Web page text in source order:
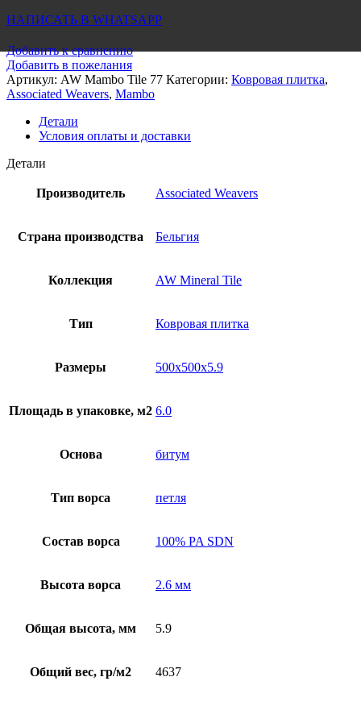
НАПИСАТЬ В WHATSAPP
Добавить к сравнению
Добавить в пожелания
Артикул: AW Mambo Tile 77 Категории: Ковровая плитка,
Associated Weavers, Mambo
Детали
Условия оплаты и доставки
Детали
Производитель Associated Weavers
Страна производства Бельгия
Коллекция AW Mineral Tile
Тип Ковровая плитка
Размеры 500x500x5.9
Площадь в упаковке, м2 6.0
Основа битум
Тип ворса петля
Состав ворса 100% PA SDN
Высота ворса 2.6 мм
Общая высота, мм 5.9
Общий вес, гр/м2 4637